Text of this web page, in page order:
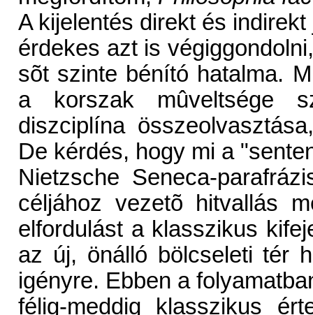
A kijelentés direkt és
érdekes azt is
sõt szinte bénító hatalma.
a korszak mûveltsége
diszciplína
De kérdés, hogy mi a
Nietzsche Seneca-
céljához vezetõ hitvallás
elfordulást a klasszikus
az új, önálló bölcseleti tér
igényre. Ebben a
félig-meddig klasszikus